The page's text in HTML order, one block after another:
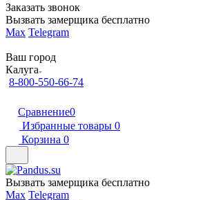
Заказать звонок
Вызвать замерщика бесплатно
Max Telegram
Ваш город
Калуга
8-800-550-66-74
Сравнение0
Избранные товары 0
Корзина 0
Вызвать замерщика бесплатно
Max Telegram